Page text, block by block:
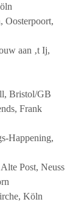
Oosterpoort,
aan ‚t Ij,
Bristol/GB
Frank
Happening,
Post, Neuss
Köln